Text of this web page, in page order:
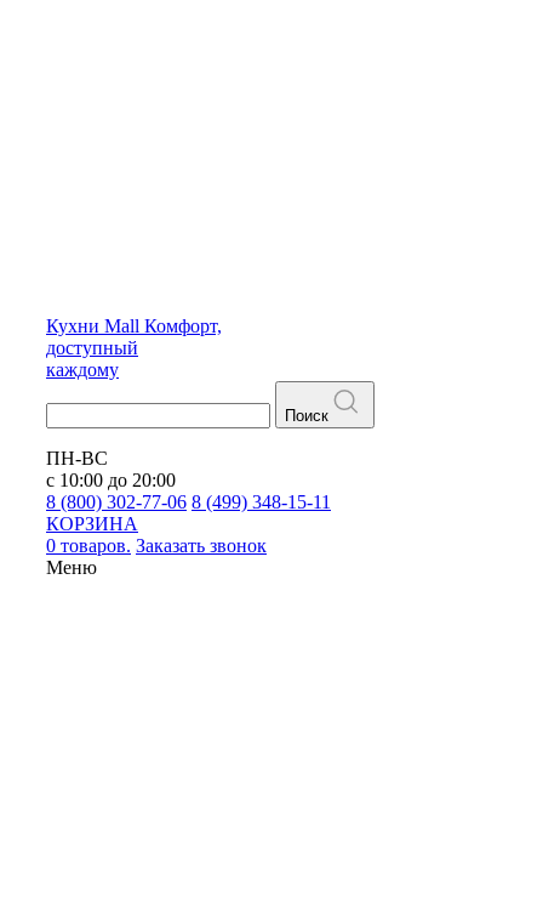
Кухни Mall Комфорт,
доступный
каждому
Поиск
ПН-ВС
с 10:00 до 20:00
8 (800) 302-77-06 8 (499) 348-15-11
КОРЗИНА
0 товаров. Заказать звонок
Меню